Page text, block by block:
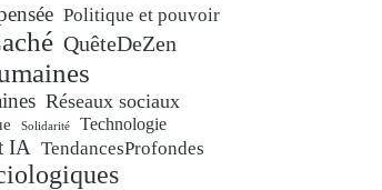
Politique et pouvoir
QuêteDeZen
Réseaux sociaux
Solidarité Technologie
IA TendancesProfondes